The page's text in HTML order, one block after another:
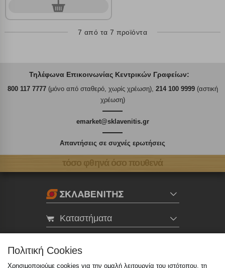
0τεμ.
7 από τα 7 προϊόντα
Τηλέφωνα Επικοινωνίας Κεντρικών Γραφείων:
800 117 7777(μόνο από σταθερό, χωρίς χρέωση), 214 100 9999(αστική
χρέωση)
emarket@sklavenitis.gr
Απαντήσεις σε συχνές ερωτήσεις
τόσο φθηνά όσο πουθενά
Καταστήματα
Πολιτική Cookies
Χρησιμοποιούμε cookies για την ομαλή λειτουργία του ιστότοπου, τη